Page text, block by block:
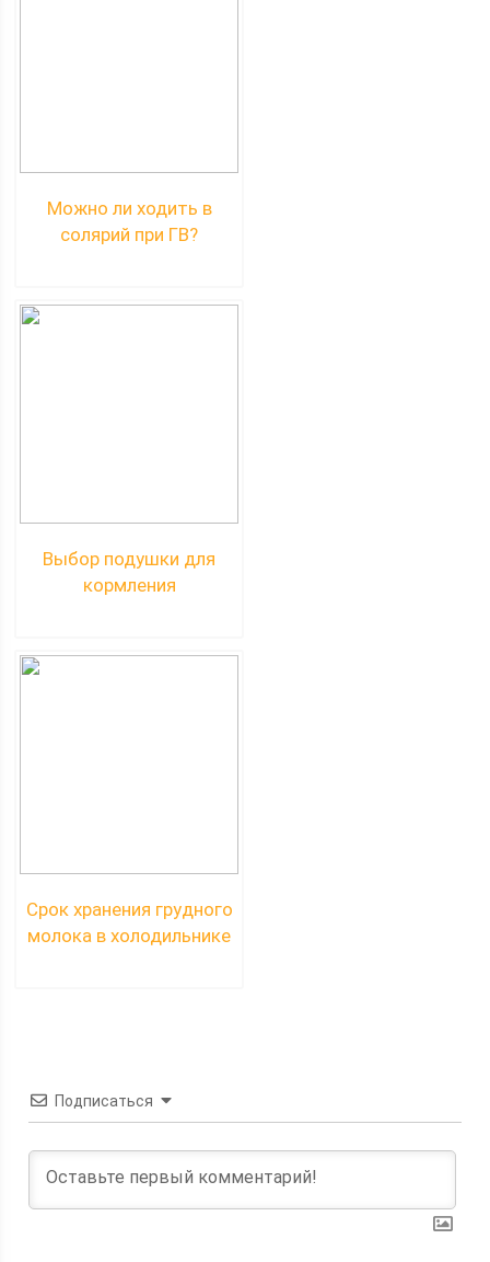
Можно ли ходить в
солярий при ГВ?
Выбор подушки для
кормления
Срок хранения грудного
молока в холодильнике
Подписаться